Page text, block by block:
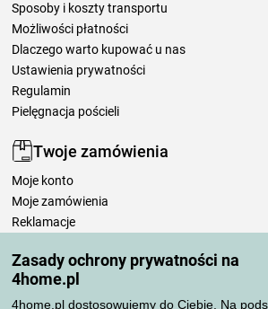
Zasady ochrony prywatności na
4home.pl
4home.pl dostosowujemy do Ciebie. Na
Sposoby i koszty transportu
Możliwości płatności
Dlaczego warto kupować u nas
Ustawienia prywatności
Regulamin
Pielęgnacja pościeli
Twoje zamówienia
Moje konto
Moje zamówienia
Reklamacje
Zasady przetwarzania recenzji